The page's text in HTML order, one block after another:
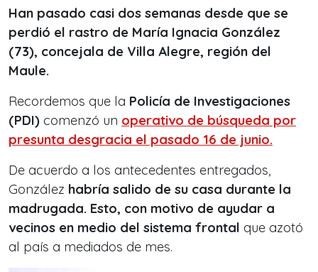
Han pasado casi dos semanas desde que se
perdió el rastro de María Ignacia González
(73), concejala de Villa Alegre, región del
Maule.
Recordemos que la Policía de Investigaciones
(PDI) comenzó un operativo de búsqueda por
presunta desgracia el pasado 16 de junio.
De acuerdo a los antecedentes entregados,
González habría salido de su casa durante la
madrugada. Esto, con motivo de ayudar a
vecinos en medio del sistema frontal que azotó
al país a mediados de mes.